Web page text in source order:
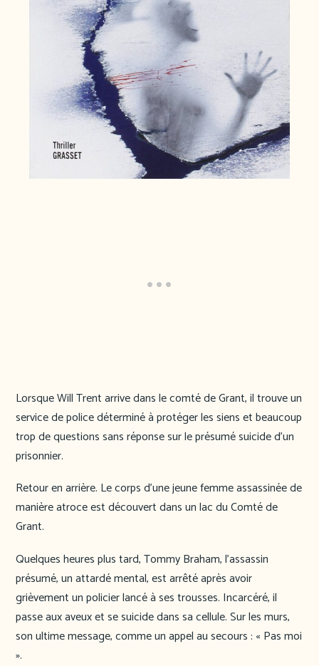
Lorsque Will Trent arrive dans le comté de Grant, il trouve un
service de police déterminé à protéger les siens et beaucoup
trop de questions sans réponse sur le présumé suicide d’un
prisonnier.
Retour en arrière. Le corps d’une jeune femme assassinée de
manière atroce est découvert dans un lac du Comté de
Grant.
Quelques heures plus tard, Tommy Braham, l’assassin
présumé, un attardé mental, est arrêté après avoir
grièvement un policier lancé à ses trousses. Incarcéré, il
passe aux aveux et se suicide dans sa cellule. Sur les murs,
son ultime message, comme un appel au secours : « Pas moi
».